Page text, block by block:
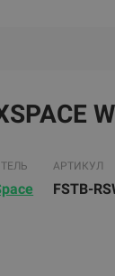
АРТИКУЛ
FSTB-